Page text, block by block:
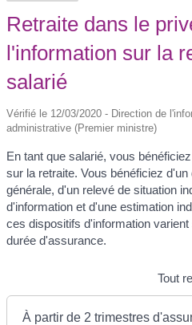
Retraite dans le
l'information sur la
salarié
Vérifié le 12/03/2020 - Direction de
administrative (Premier ministre)
En tant que salarié, vous
sur la retraite. Vous bénéficiez
générale, d'un relevé de situation
d'information et d'une estimation
ces dispositifs d'information
durée d'assurance.
Tout
À partir de 2 trimestres